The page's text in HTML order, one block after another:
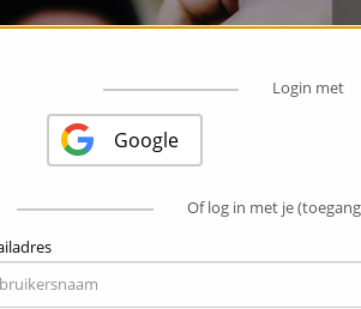
Login met
Google
Of log in met je